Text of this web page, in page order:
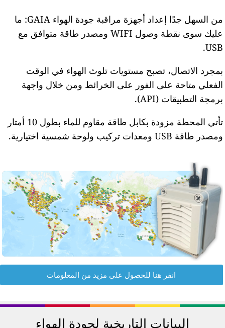
من السهل جدًا إعداد أجهزة مراقبة جودة الهواء GAIA: ما
عليك سوى نقطة وصول WIFI ومصدر طاقة متوافق مع
USB.
بمجرد الاتصال، تصبح مستويات تلوث الهواء في الوقت
الفعلي متاحة على الفور على الخرائط ومن خلال واجهة
برمجة التطبيقات (API).
تأتي المحطة مزودة بكابل طاقة مقاوم للماء بطول 10 أمتار
ومصدر طاقة USB ومعدات تركيب ولوحة شمسية اختيارية.
انقر هنا للحصول على مزيد من المعلومات
البيانات التاريخية لجودة الهواء